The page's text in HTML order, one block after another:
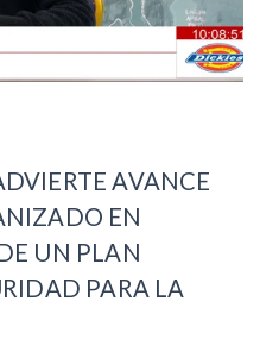
AVANCE
EN
UN PLAN
PARA LA